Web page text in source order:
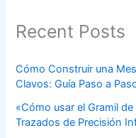
Recent Posts
Cómo Construir una
Clavos: Guía Paso a
«Cómo usar el Gramil
Trazados de Precisión